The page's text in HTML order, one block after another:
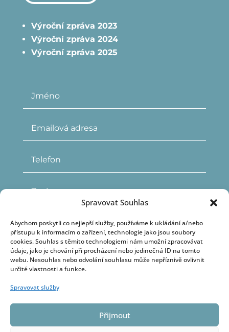
Spravovat Souhlas
Abychom poskytli co nejlepší služby, používáme k ukládání a/nebo
přístupu k informacím o zařízení, technologie jako jsou soubory
cookies. Souhlas s těmito technologiemi nám umožní zpracovávat
údaje, jako je chování při procházení nebo jedinečná ID na tomto
webu. Nesouhlas nebo odvolání souhlasu může nepříznivě ovlivnit
určité vlastnosti a funkce.
Spravovat služby
Přijmout
Výroční zpráva 2023
Výroční zpráva 2024
Výroční zpráva 2025
souhlasím se